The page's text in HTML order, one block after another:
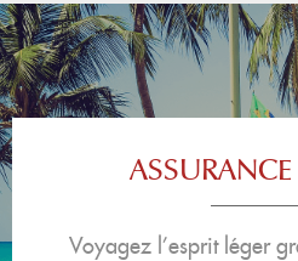
Voyagez l’esprit léger